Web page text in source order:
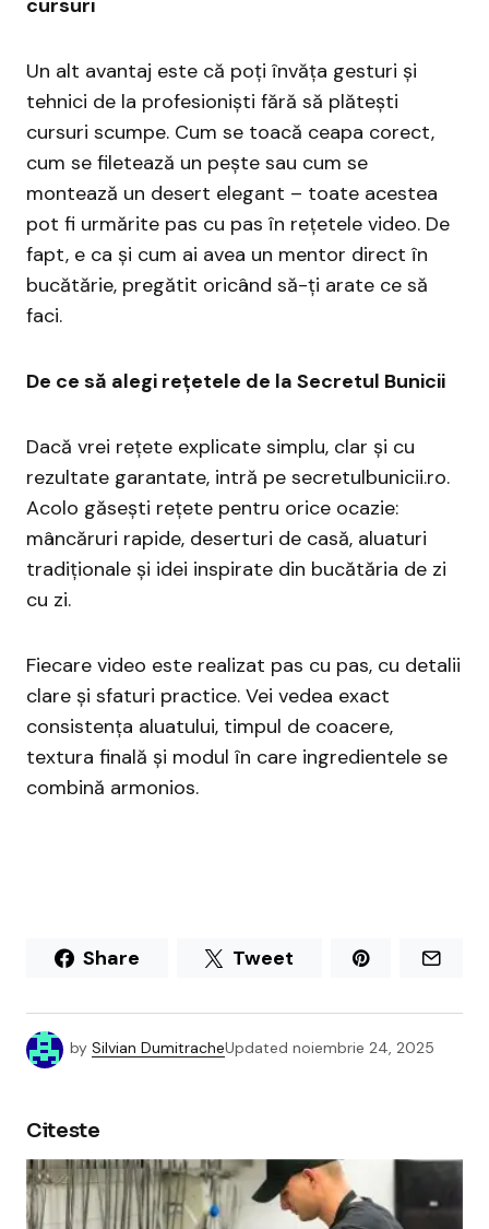
cursuri
Un alt avantaj este că poți învăța gesturi și
tehnici de la profesioniști fără să plătești
cursuri scumpe. Cum se toacă ceapa corect,
cum se filetează un pește sau cum se
montează un desert elegant – toate acestea
pot fi urmărite pas cu pas în rețetele video. De
fapt, e ca și cum ai avea un mentor direct în
bucătărie, pregătit oricând să-ți arate ce să
faci.
De ce să alegi rețetele de la Secretul Bunicii
Dacă vrei rețete explicate simplu, clar și cu
rezultate garantate, intră pe secretulbunicii.ro.
Acolo găsești rețete pentru orice ocazie:
mâncăruri rapide, deserturi de casă, aluaturi
tradiționale și idei inspirate din bucătăria de zi
cu zi.
Fiecare video este realizat pas cu pas, cu detalii
clare și sfaturi practice. Vei vedea exact
consistența aluatului, timpul de coacere,
textura finală și modul în care ingredientele se
combină armonios.
Share Tweet
by Silvian DumitracheUpdated noiembrie 24, 2025
Citeste